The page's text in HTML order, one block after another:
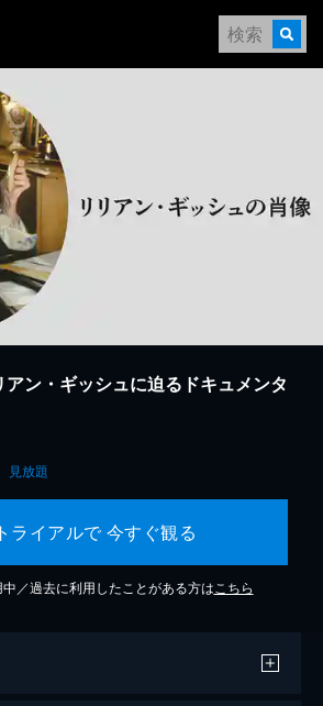
ン・ギッシュに迫るドキュメンタ
見放題
ライアルで 今すぐ観る
／過去に利用したことがある方は こちら